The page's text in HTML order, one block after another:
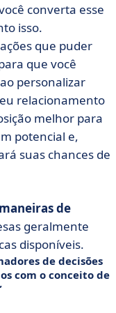
converta esse
isso.
que puder
que você
personalizar
relacionamento
melhor para
potencial e,
suas chances de
maneiras de
geralmente
disponíveis.
de decisões
com o conceito de